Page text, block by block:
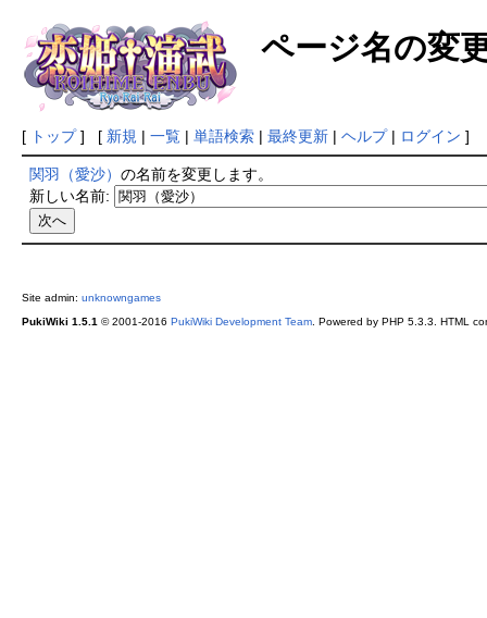
ページ名の変
[ トップ] [ 新規 | 一覧| 単語検索| 最終更新| ヘルプ| ログイン ]
関羽（愛沙） の名前を変更します。
新しい名前:
Site admin: unknowngames
PukiWiki 1.5.1 © 2001-2016 PukiWiki Development Team. Powered by PHP 5.3.3. HTML